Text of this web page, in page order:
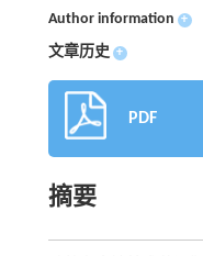
Author information +
文章历史 +
PDF
摘要